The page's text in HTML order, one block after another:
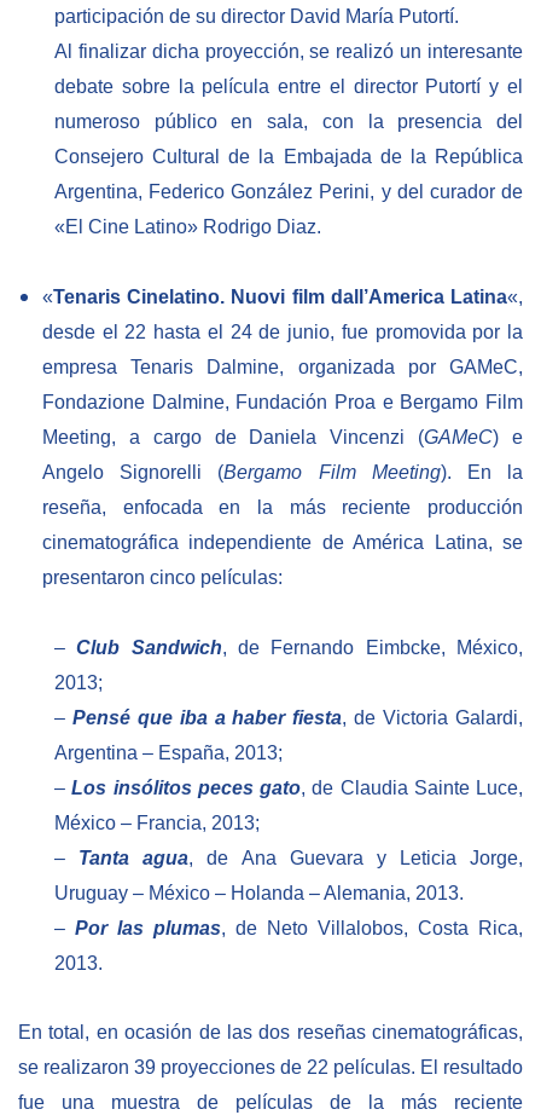
participación de su director David María Putortí.
Al finalizar dicha proyección, se realizó un interesante
debate sobre la película entre el director Putortí y el
numeroso público en sala, con la presencia del
Consejero Cultural de la Embajada de la República
Argentina, Federico González Perini, y del curador de
«El Cine Latino» Rodrigo Diaz.
«Tenaris Cinelatino. Nuovi film dall’America Latina«,
desde el 22 hasta el 24 de junio, fue promovida por la
empresa Tenaris Dalmine, organizada por GAMeC,
Fondazione Dalmine, Fundación Proa e Bergamo Film
Meeting, a cargo de Daniela Vincenzi (GAMeC) e
Angelo Signorelli (Bergamo Film Meeting). En la
reseña, enfocada en la más reciente producción
cinematográfica independiente de América Latina, se
presentaron cinco películas:
–Club Sandwich, de Fernando Eimbcke, México,
2013;
– Pensé que iba a haber fiesta, de Victoria Galardi,
Argentina – España, 2013;
–Los insólitos peces gato, de Claudia Sainte Luce,
México – Francia, 2013;
– Tanta agua, de Ana Guevara y Leticia Jorge,
Uruguay – México – Holanda – Alemania, 2013.
– Por las plumas, de Neto Villalobos, Costa Rica,
2013.
En total, en ocasión de las dos reseñas cinematográficas,
se realizaron 39 proyecciones de 22 películas. El resultado
fue una muestra de películas de la más reciente